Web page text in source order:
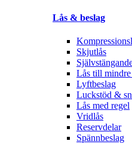
Lås & beslag
Skjutlås
Lås till
Lyftbeslag
Luckstöd &
Lås med regel
Vridlås
Reservdelar
Spännbeslag